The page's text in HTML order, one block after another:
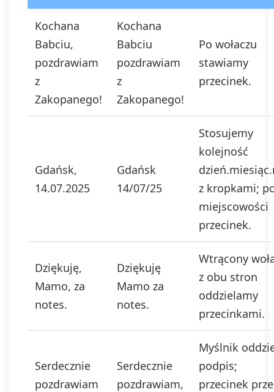
Kochana
Babciu,
pozdrawiam
z
Zakopanego!
Kochana
Babciu
pozdrawiam
z
Zakopanego!
Po wołaczu
stawiamy
przecinek.
Gdańsk,
14.07.2025
Gdańsk
14/07/25
Stosujemy
kolejność
z kropkami;
miejscowości
przecinek.
Dziękuję,
Mamo, za
notes.
Dziękuję
Mamo za
notes.
Wtrącony
z obu stron
oddzielamy
przecinkami.
Serdecznie
pozdrawiam
Serdecznie
pozdrawiam,
Myślnik
podpis;
przecinek